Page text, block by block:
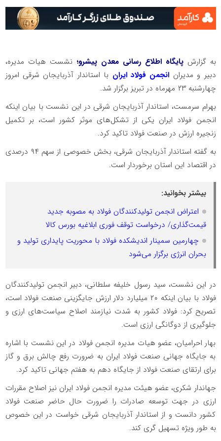
به گزارش پایگاه اطلاع رسانی معدن پیشرو؛نشست هیات مدیره،
دبیر و مدیران انجمن فولاد ایران با استاندار آذربایجان شرقی امروز
چهارشنبه ۲۳ مهرماه در تبریز برگزار شد.
بهرام سرمست، استاندار آذربایجان شرقی در این نشست با بیان اینکه
انجمن فولاد ایران یکی از تشکل‌های موثر کشور است، بر تکمیل
زنجیره ارزش در صنعت فولاد تاکید کرد.
به گفته استاندار آذربایجان شرقی، بخش خصوصی از سهم ۹۴ درصدی
در اقتصاد این استان برخوردار است.
بیشتر بخوانید:
اعتراض انجمن تولیدکنندگان فولاد به مصوبه جدید
قیمت‌گذاری/ درخواست توقف فوری ابلاغیه بورس کالا
چهارمین سمینار اندیشکده فولاد با محوریت پایداری تولید و
بحران انرژی برگزار می‌شود
در این نشست، سید رسول خلیفه سلطانی، دبیر انجمن تولیدکنندگان
فولاد با بیان اینکه ۲۰ میلیارد دلار ارزش جایگزینی صنعت فولاد است،
تصریح کرد: فولاد کشور به شدت نیازمند اصلاح سیاست‌های ارزی و
جلوگیری از دوگانگی ارزی است.
بهار احرامیان، عضو هیات مدیره انجمن فولاد در این نشست با اشاره
به جایگاه جهانی صنعت فولاد ایران به ضرورت رفع چالش برق و گاز
برای ارتقای صنعت فولاد از جایگاه دهم به هفتم جهانی تاکید کرد.
جهاندار شکری، عضو هیئت مدیره انجمن فولاد ایران نیز اصلاح مقررات
ارزی در جهت توسعه صادرات را ضرورت حال حاضر صنعت فولاد
کشور دانست و از استاندار آذربایجان شرقی خواست در این خصوص
به طور ویژه تسهیل گری کند.